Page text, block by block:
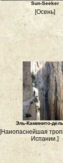
Sun-Seeker
[Осень]
Эль-Каминито-
[Наиопаснейшая
Испании.]